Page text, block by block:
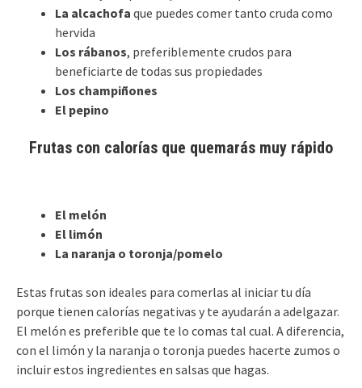
La alcachofa que puedes comer tanto cruda como
hervida
Los rábanos, preferiblemente crudos para
beneficiarte de todas sus propiedades
Los champiñones
El pepino
Frutas con calorías que quemarás muy rápido
El melón
El limón
La naranja o toronja/pomelo
Estas frutas son ideales para comerlas al iniciar tu día
porque tienen calorías negativas y te ayudarán a adelgazar.
El melón es preferible que te lo comas tal cual. A diferencia,
con el limón y la naranja o toronja puedes hacerte zumos o
incluir estos ingredientes en salsas que hagas.